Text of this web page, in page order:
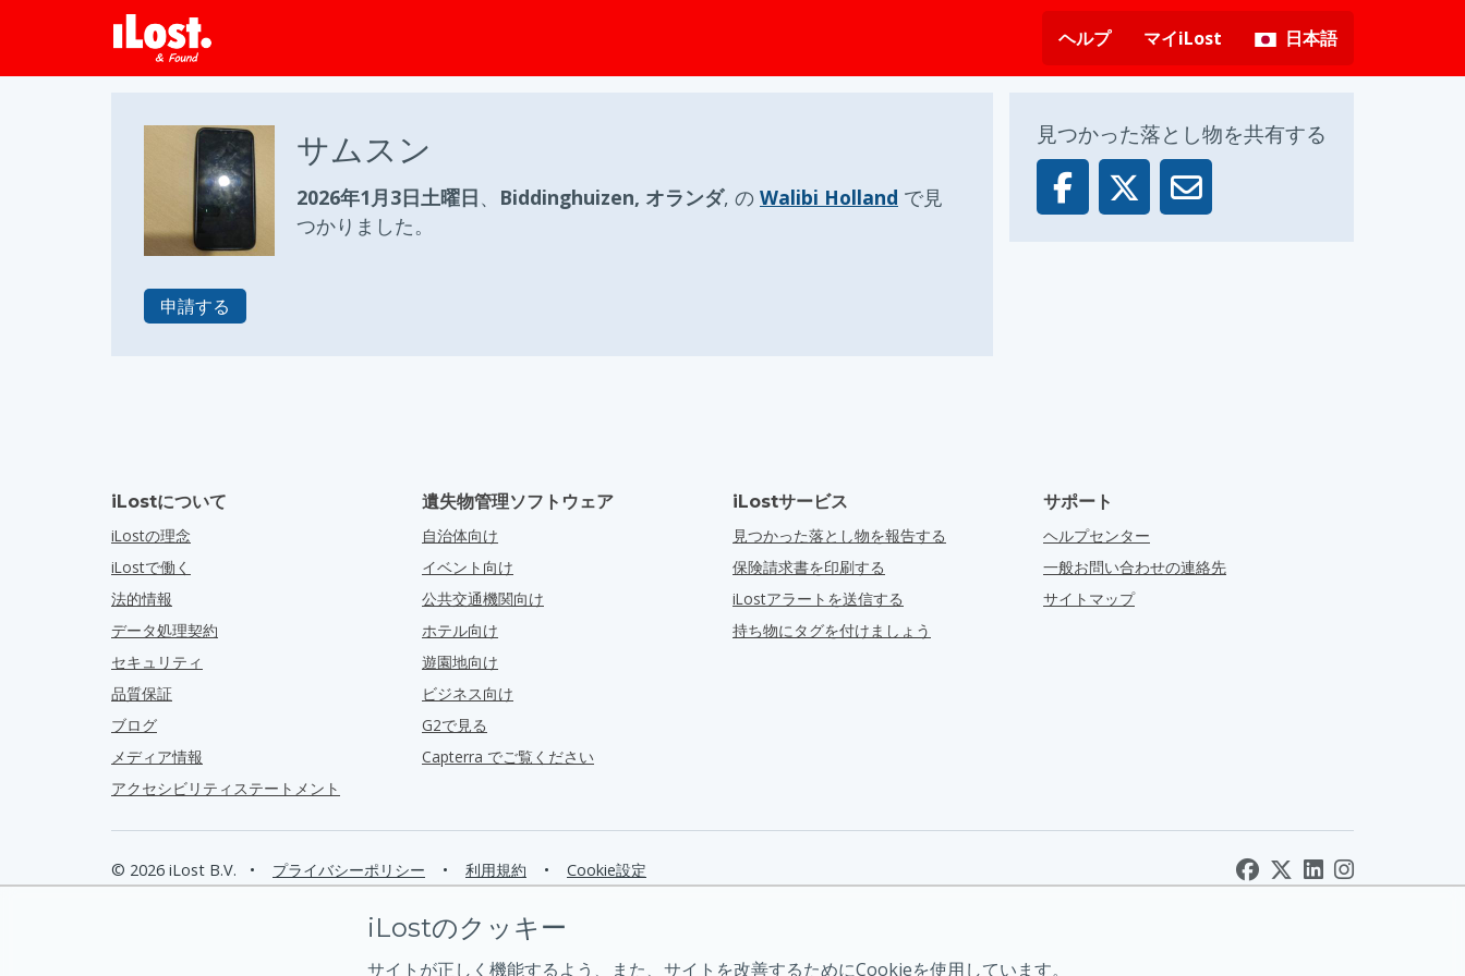
ヘルプ
マイiLost 日本語
サムスン
2026年1月3日土曜日、 Biddinghuizen, オランダ, の Walibi Holland で見
つかりました。
申請する
見つかった落とし物を共有する
iLostについて
iLostの理念
iLostで働く
法的情報
データ処理契約
セキュリティ
品質保証
ブログ
メディア情報
アクセシビリティステートメント
遺失物管理ソフトウェア
自治体向け
イベント向け
公共交通機関向け
ホテル向け
遊園地向け
ビジネス向け
G2で見る
Capterra でご覧ください
iLostサービス
見つかった落とし物を報告する
保険請求書を印刷する
iLostアラートを送信する
持ち物にタグを付けましょう
サポート
ヘルプセンター
一般お問い合わせの連絡先
サイトマップ
© 2026 iLost B.V. • プライバシーポリシー • 利用規約 • Cookie設定
iLostのクッキー
サイトが正しく機能するよう、また、サイトを改善するためにCookieを使用しています。